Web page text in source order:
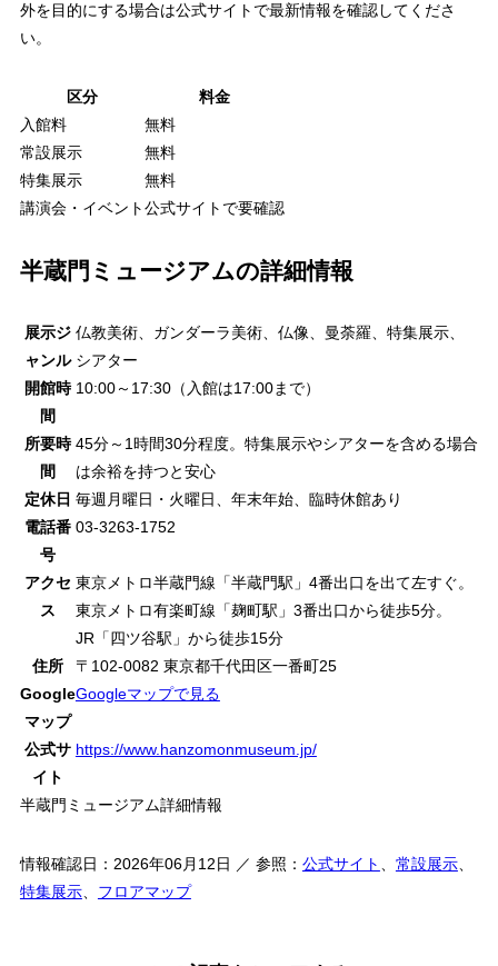
外を目的にする場合は公式サイトで最新情報を確認してくださ
い。
区分
料金
入館料
無料
常設展示
無料
特集展示
無料
講演会・イベント公式サイトで要確認
半蔵門ミュージアムの詳細情報
展示ジ
ャンル
仏教美術、ガンダーラ美術、仏像、曼荼羅、特集展示、
シアター
開館時
間
10:00～17:30（入館は17:00まで）
所要時
間
45分～1時間30分程度。特集展示やシアターを含める場合
は余裕を持つと安心
定休日 毎週月曜日・火曜日、年末年始、臨時休館あり
電話番
号
03-3263-1752
アクセ
ス
東京メトロ半蔵門線「半蔵門駅」4番出口を出て左すぐ。
東京メトロ有楽町線「麹町駅」3番出口から徒歩5分。
JR「四ツ谷駅」から徒歩15分
住所
〒102-0082 東京都千代田区一番町25
Google
マップ
Googleマップで見る
公式サ
イト
https://www.hanzomonmuseum.jp/
半蔵門ミュージアム詳細情報
情報確認日：2026年06月12日 ／ 参照： 公式サイト 、 常設展示、
特集展示、 フロアマップ